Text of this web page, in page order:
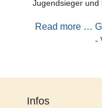
Jugendsieger und
Read more …
-
Infos